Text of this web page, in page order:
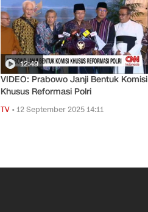
12:49
VIDEO: Prabowo Janji Bentuk Komisi
Khusus Reformasi Polri
TV •12 September 2025 14:11